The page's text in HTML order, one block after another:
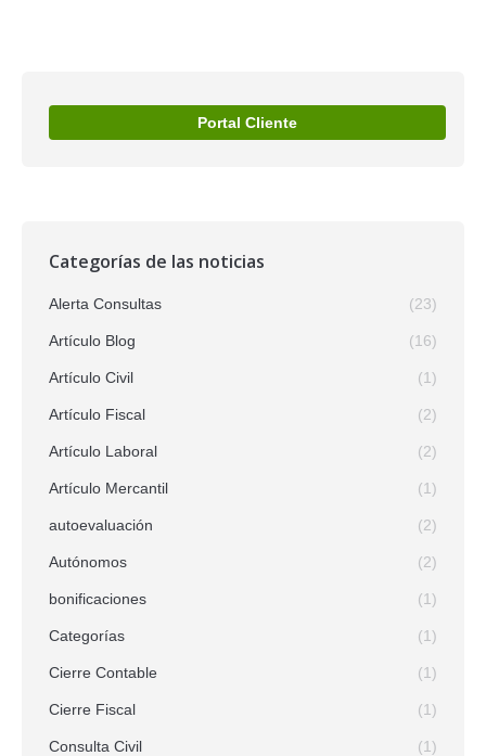
Portal Cliente
Categorías de las noticias
Alerta Consultas (23)
Artículo Blog (16)
Artículo Civil (1)
Artículo Fiscal (2)
Artículo Laboral (2)
Artículo Mercantil (1)
autoevaluación (2)
Autónomos (2)
bonificaciones (1)
Categorías (1)
Cierre Contable (1)
Cierre Fiscal (1)
Consulta Civil (1)